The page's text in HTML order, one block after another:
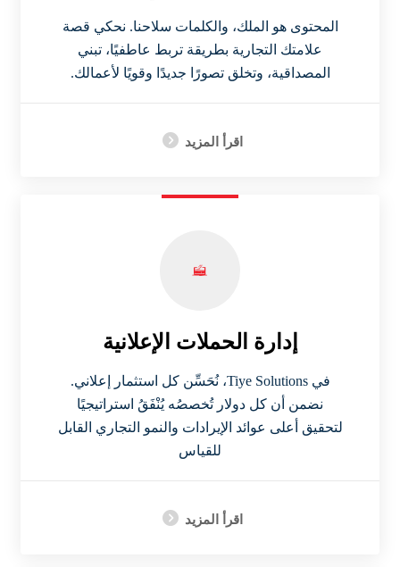
المحتوى هو الملك، والكلمات سلاحنا. نحكي قصة
علامتك التجارية بطريقة تربط عاطفيًا، تبني
المصداقية، وتخلق تصورًا جديدًا وقويًا لأعمالك.​
اقرأ المزيد
إدارة الحملات الإعلانية
في Tiye Solutions، نُحَسِّن كل استثمار إعلاني.
نضمن أن كل دولار تُخصصُه يُنْفَقُ استراتيجيًا
لتحقيق أعلى عوائد الإيرادات والنمو التجاري القابل
للقياس
اقرأ المزيد